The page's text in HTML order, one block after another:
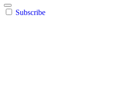
Subscribe